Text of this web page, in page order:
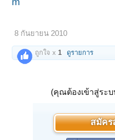
8 กันยายน 2010
ถูกใจ x1 ดูรายการ
(คุณต้องเข้าสู่ระ
สมัคร